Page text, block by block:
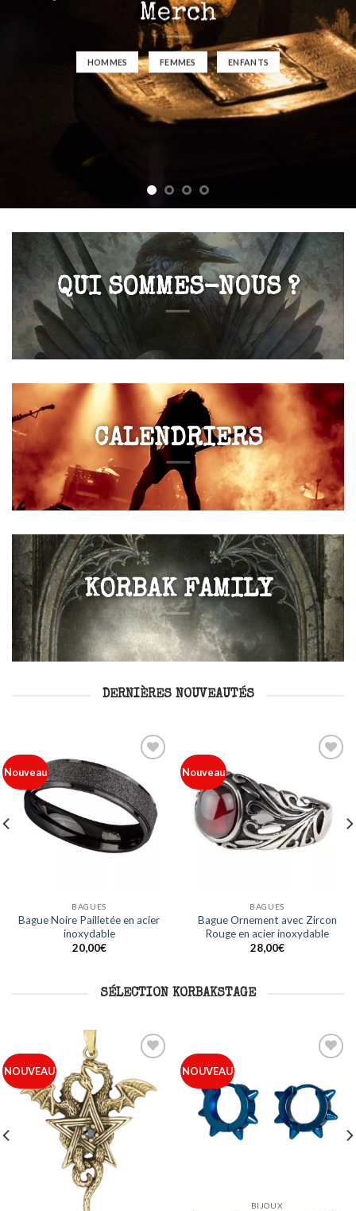
Merch
HOMMES FEMMES ENFANTS
QUI SOMMES-NOUS ?
CALENDRIERS
KORBAK FAMILY
DERNIÈRES NOUVEAUTÉS
Nouveau
à ma
liste
BAGUES
Bague Noire Pailletée en acier
inoxydable
20,00€
Nouveau
BAGUES
Bague Ornement avec Zircon
Rouge en acier inoxydable
28,00€
SÉLECTION KORBAKSTAGE
NOUVEAU
à ma
liste
BIJOUX
NOUVEAU
liste
BIJOUX